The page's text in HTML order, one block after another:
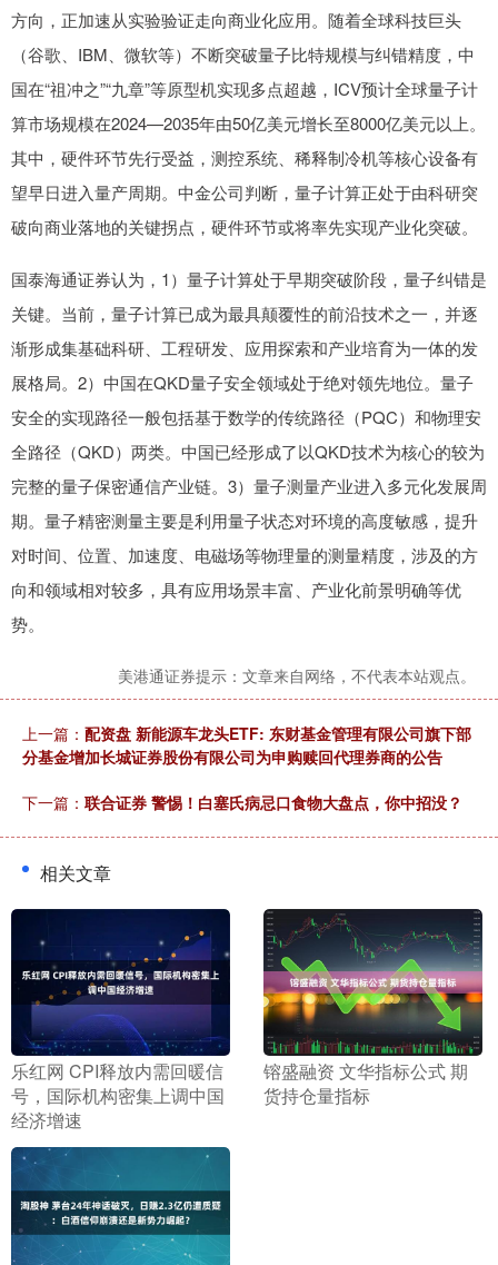
方向，正加速从实验验证走向商业化应用。随着全球科技巨头
（谷歌、IBM、微软等）不断突破量子比特规模与纠错精度，中
国在“祖冲之”“九章”等原型机实现多点超越，ICV预计全球量子计
算市场规模在2024—2035年由50亿美元增长至8000亿美元以上。
其中，硬件环节先行受益，测控系统、稀释制冷机等核心设备有
望早日进入量产周期。中金公司判断，量子计算正处于由科研突
破向商业落地的关键拐点，硬件环节或将率先实现产业化突破。
国泰海通证券认为，1）量子计算处于早期突破阶段，量子纠错是
关键。当前，量子计算已成为最具颠覆性的前沿技术之一，并逐
渐形成集基础科研、工程研发、应用探索和产业培育为一体的发
展格局。2）中国在QKD量子安全领域处于绝对领先地位。量子
安全的实现路径一般包括基于数学的传统路径（PQC）和物理安
全路径（QKD）两类。中国已经形成了以QKD技术为核心的较为
完整的量子保密通信产业链。3）量子测量产业进入多元化发展周
期。量子精密测量主要是利用量子状态对环境的高度敏感，提升
对时间、位置、加速度、电磁场等物理量的测量精度，涉及的方
向和领域相对较多，具有应用场景丰富、产业化前景明确等优
势。
美港通证券提示：文章来自网络，不代表本站观点。
上一篇： 配资盘 新能源车龙头ETF: 东财基金管理有限公司旗下部
分基金增加长城证券股份有限公司为申购赎回代理券商的公告
下一篇： 联合证券 警惕！白塞氏病忌口食物大盘点，你中招没？
相关文章
​乐红网 CPI释放内需回暖信
号，国际机构密集上调中国
经济增速
​镕盛融资 文华指标公式 期
货持仓量指标